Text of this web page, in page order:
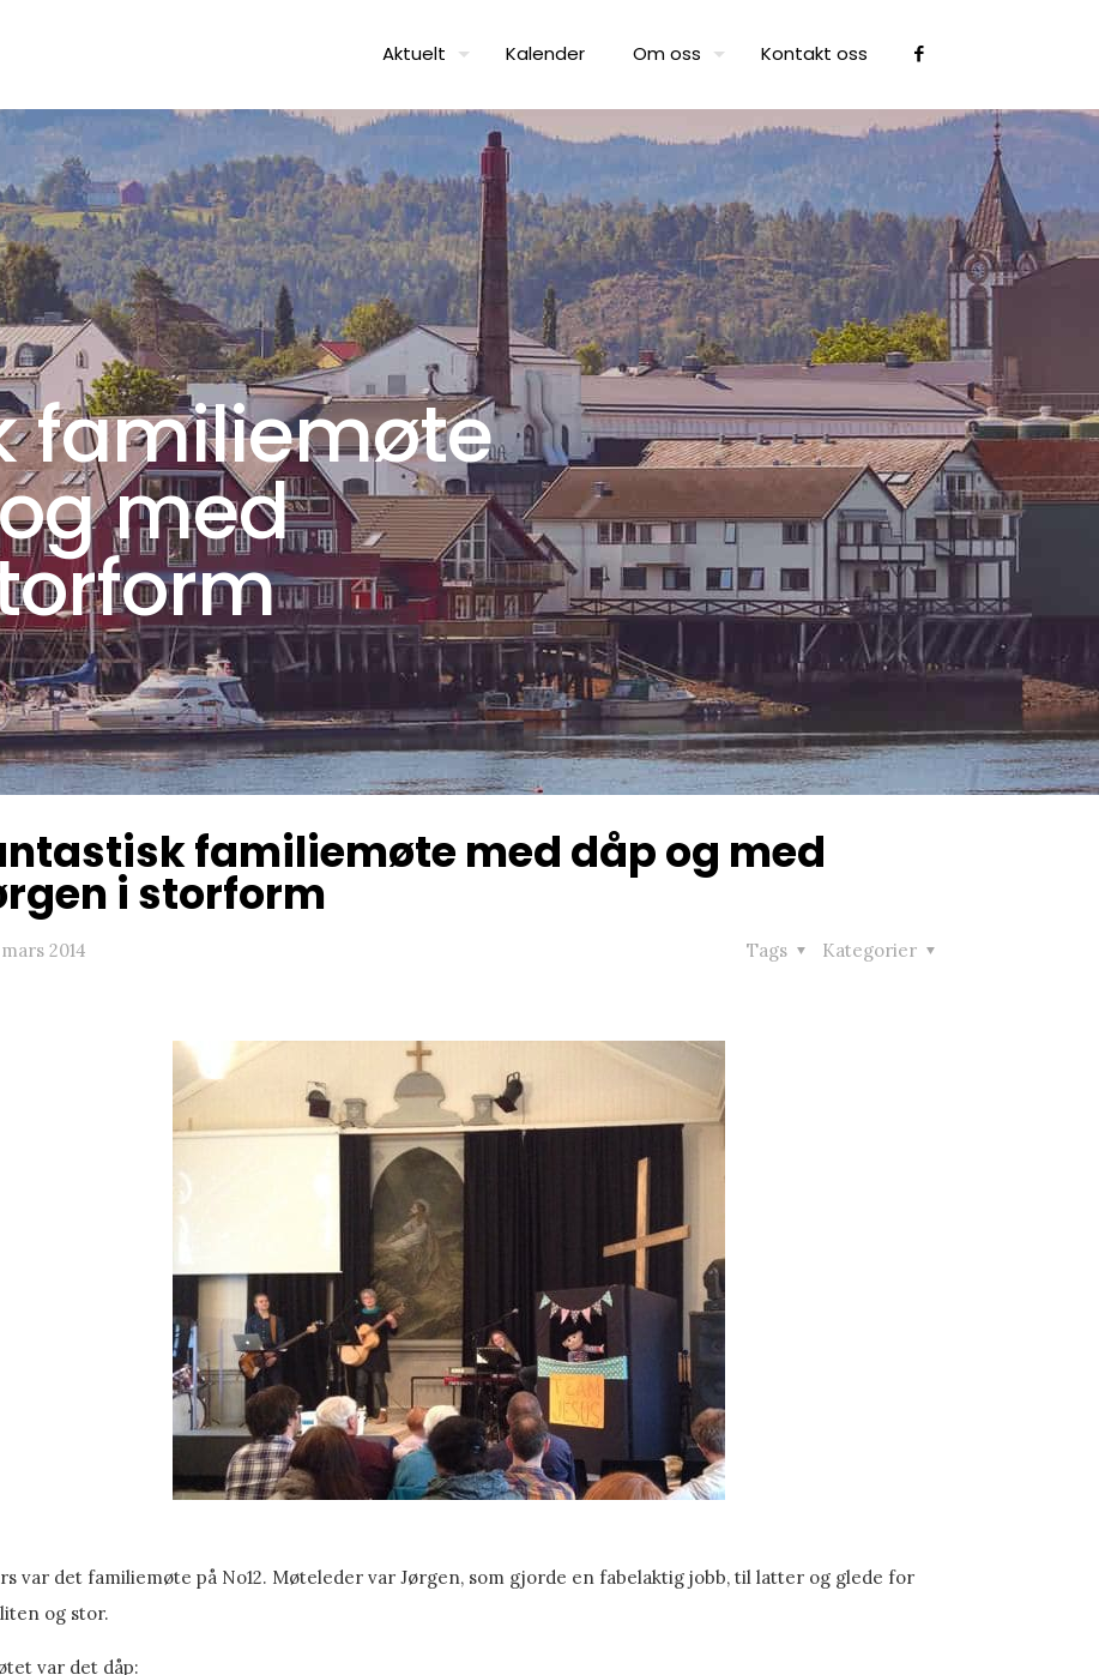
Aktuelt Kalender Om oss Kontakt oss
familiemøte
med
familiemøte med dåp og med
i storform
mars 2014 Kategorier
Tags
var det familiemøte på No12. Møteleder var Jørgen, som gjorde en fabelaktig jobb, til latter og glede for
og stor.
var det dåp: